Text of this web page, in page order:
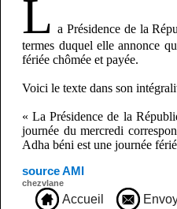
L a Présidence de la
termes duquel elle annonce
fériée chômée et payée.
Voici le texte dans son
« La Présidence de la
journée du mercredi
Adha béni est une journée
source AMI
chezvlane
Accueil